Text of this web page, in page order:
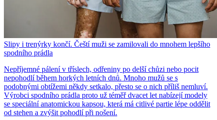
Slipy i trenýrky končí. Čeští muži se zamilovali do mnohem lepšího
spodního prádla
Nepříjemné pálení v tříslech, odřeniny po delší chůzi nebo pocit
nepohodlí během horkých letních dnů. Mnoho mužů se s
podobnými obtížemi někdy setkalo, přesto se o nich příliš nemluví.
Výrobci spodního prádla proto už téměř dvacet let nabízejí modely
se speciální anatomickou kapsou, která má citlivé partie lépe oddělit
od stehen a zvýšit pohodlí při nošení.